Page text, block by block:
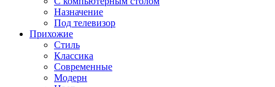
Назначение
Под телевизор
Прихожие
Стиль
Классика
Современные
Модерн